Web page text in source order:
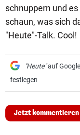
schnuppern und
schaun, was sich
"Heute"-Talk. Cool!
"Heute"auf
festlegen
Jetzt kommentieren